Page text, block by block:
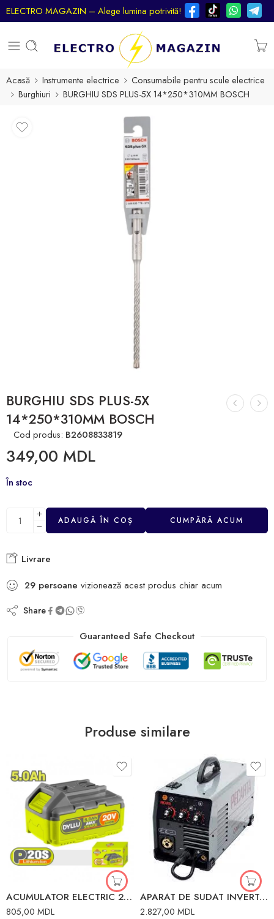
ELECTRO MAGAZIN – Alege lumina potrivită!
Acasă Instrumente electrice
Consumabile pentru scule electrice
Burghiuri
BURGHIU SDS PLUS-5X 14*250*310MM BOSCH
BURGHIU SDS PLUS-5X
14*250*310MM BOSCH
Cod produs: B2608833819
349,00 MDL
În stoc
ADAUGĂ ÎN COȘ CUMPĂRĂ ACUM
Livrare
29 persoane vizionează acest produs chiar acum
Share
Guaranteed Safe Checkout
Produse similare
ACUMULATOR ELECTRIC 20V 5.0AH DYLLU
805,00 MDL
APARAT DE SUDAT INVERTOR 220A RESANTA
2.827,00 MDL